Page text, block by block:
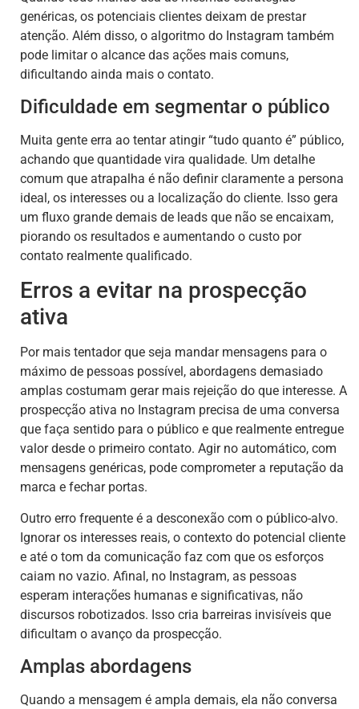
genéricas, os potenciais clientes deixam de prestar
atenção. Além disso, o algoritmo do Instagram também
pode limitar o alcance das ações mais comuns,
dificultando ainda mais o contato.
Dificuldade em segmentar o público
Muita gente erra ao tentar atingir “tudo quanto é” público,
achando que quantidade vira qualidade. Um detalhe
comum que atrapalha é não definir claramente a persona
ideal, os interesses ou a localização do cliente. Isso gera
um fluxo grande demais de leads que não se encaixam,
piorando os resultados e aumentando o custo por
contato realmente qualificado.
Erros a evitar na prospecção
ativa
Por mais tentador que seja mandar mensagens para o
máximo de pessoas possível, abordagens demasiado
amplas costumam gerar mais rejeição do que interesse. A
prospecção ativa no Instagram precisa de uma conversa
que faça sentido para o público e que realmente entregue
valor desde o primeiro contato. Agir no automático, com
mensagens genéricas, pode comprometer a reputação da
marca e fechar portas.
Outro erro frequente é a desconexão com o público-alvo.
Ignorar os interesses reais, o contexto do potencial cliente
e até o tom da comunicação faz com que os esforços
caiam no vazio. Afinal, no Instagram, as pessoas
esperam interações humanas e significativas, não
discursos robotizados. Isso cria barreiras invisíveis que
dificultam o avanço da prospecção.
Amplas abordagens
Quando a mensagem é ampla demais, ela não conversa